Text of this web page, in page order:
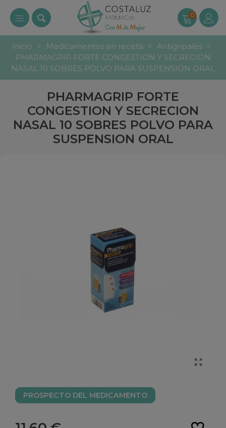
0
Inicio > Medicamentos sin receta > Antigripales >
PHARMAGRIP FORTE CONGESTION Y SECRECION
NASAL 10 SOBRES POLVO PARA SUSPENSION ORAL
PHARMAGRIP FORTE
CONGESTION Y SECRECION
NASAL 10 SOBRES POLVO PARA
SUSPENSION ORAL
PROSPECTO DEL MEDICAMENTO